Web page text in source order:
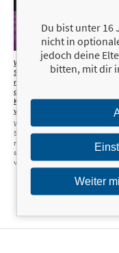
15,00 €
Wie
Sie
reich werden,
ohne auf Ihre
Kreditkarte zu
verzichten
Wie Sie gute
Schulden
nutzen und
schlechte
vermeiden
Warum die
Du bist unter 16
nicht in
jedoch deine
bitten, mit dir
Weiter